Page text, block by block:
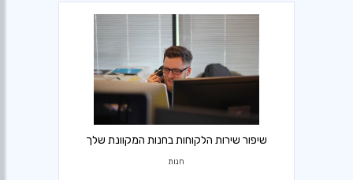
שיפור שירות הלקוחות בחנות המקוונת שלך
חנות